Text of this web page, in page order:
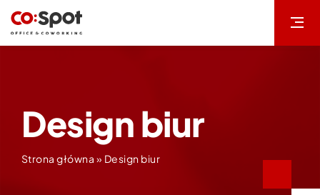
Przejdź
do
zawartości
Design biur
Strona główna » Design biur